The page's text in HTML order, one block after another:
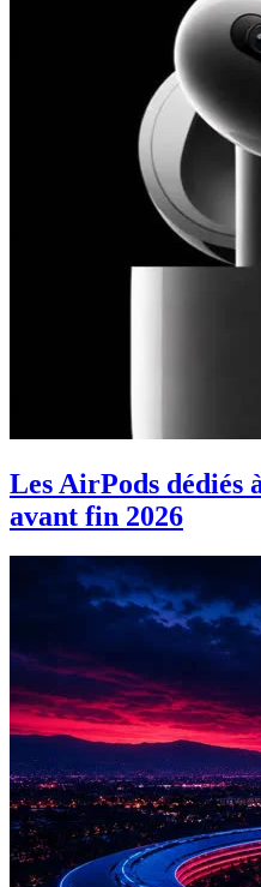
Les AirPods
avant fin 2026